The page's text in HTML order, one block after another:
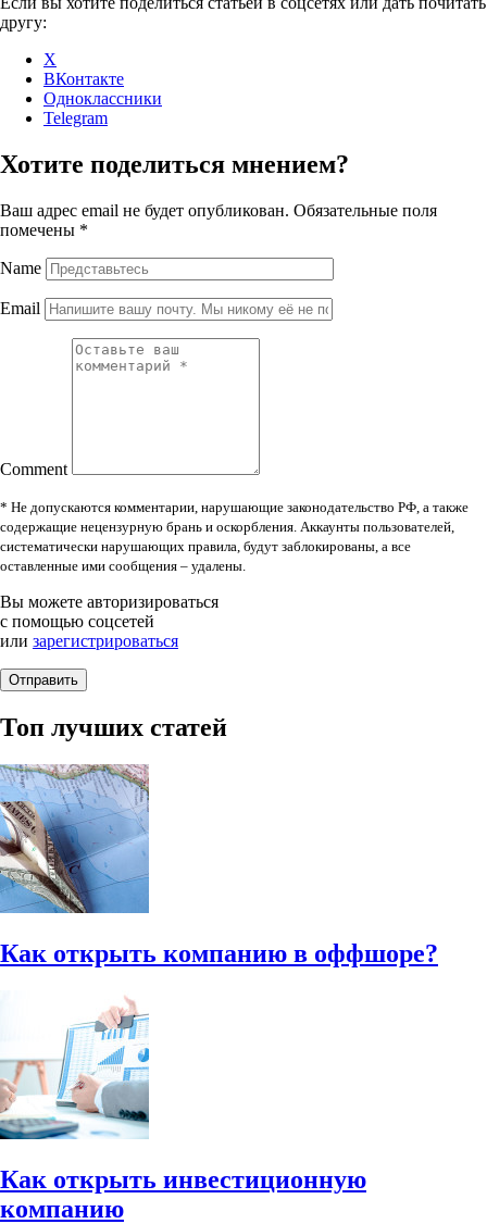
другу:
X
ВКонтакте
Одноклассники
Telegram
Хотите поделиться мнением?
Ваш адрес email не будет опубликован. Обязательные поля
помечены *
Name
Email
Comment
* Не допускаются комментарии, нарушающие законодательство РФ, а также
содержащие нецензурную брань и оскорбления. Аккаунты пользователей,
систематически нарушающих правила, будут заблокированы, а все
оставленные ими сообщения – удалены.
Вы можете авторизироваться
с помощью соцсетей
или зарегистрироваться
Топ лучших статей
Как открыть компанию в оффшоре?
Как открыть инвестиционную
компанию